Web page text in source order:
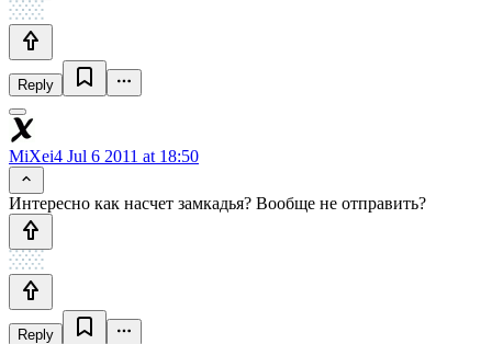
Reply
MiXei4 Jul 6 2011 at 18:50
Интересно как насчет замкадья? Вообще не отправить?
Reply